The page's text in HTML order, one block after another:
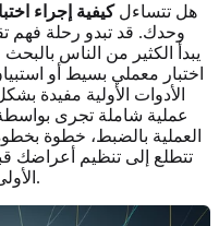
هل تتساءلكيفية إجراء
وحدك. قد تبدو رحلة فهم
يبدأ الكثير من الناس
اختبار معملي بسيط أو
الأدوات الأولية مفيدة
عملية شاملة تجرى
العملية بالضبط، خطوة
تتطلع إلى تنظيم أعراضك
.